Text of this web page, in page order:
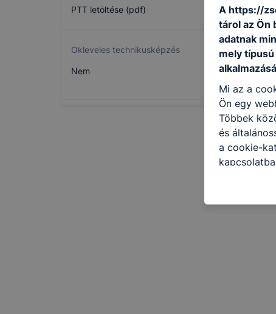
PTT letöltése (pdf)
Okleveles technikusképzés
Nem
A https://
tárol az Ön
adatnak
mely
Mi az a
Ön egy
Többek
és
a cookie-
honlap
hogyan
oldalunkat,
cookie-